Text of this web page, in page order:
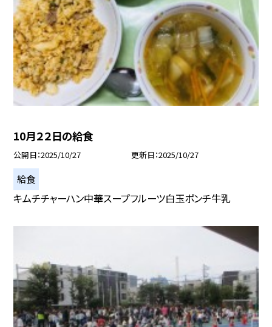
10月２２日の給食
公開日 2025/10/27 更新日 2025/10/27
給食
キムチチャーハン中華スープフルーツ白玉ポンチ牛乳